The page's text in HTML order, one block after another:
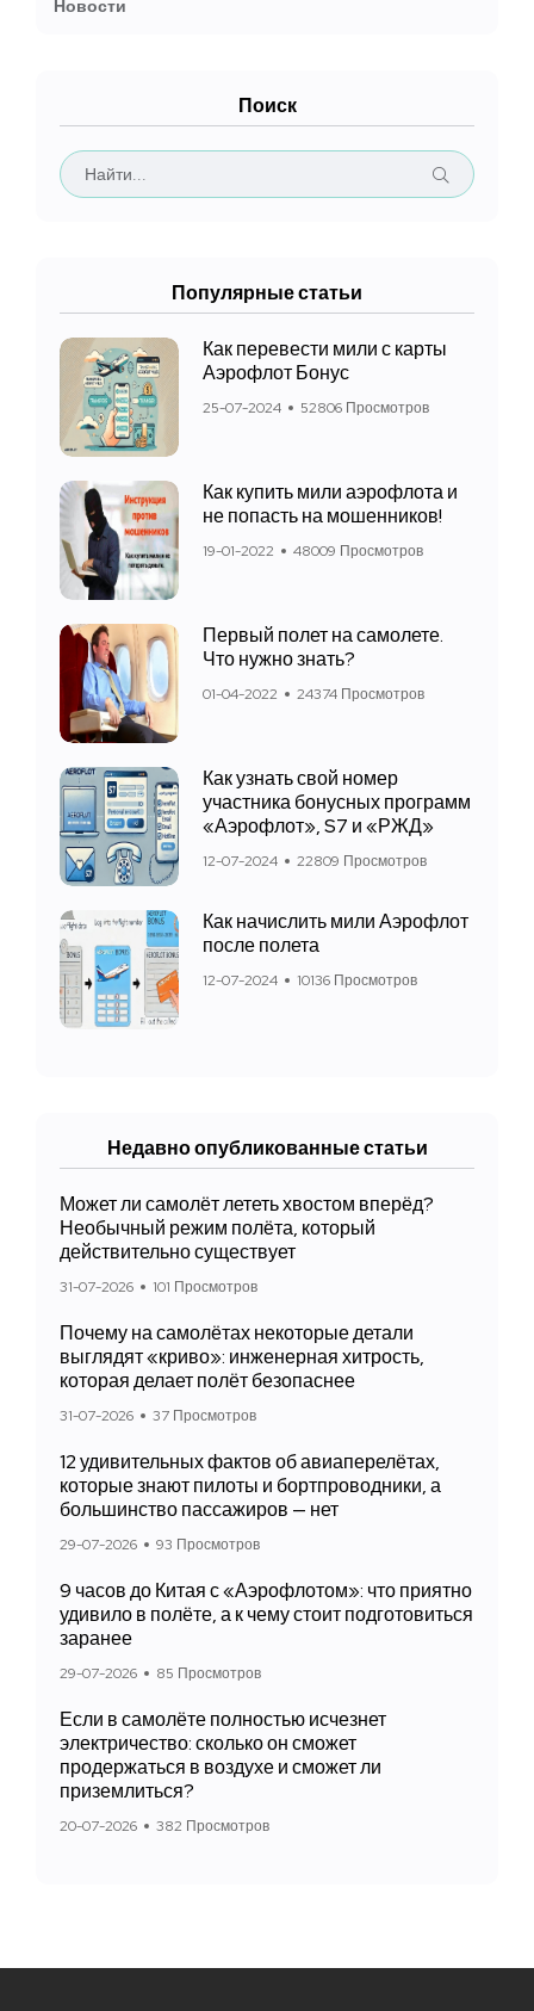
Новости
Поиск
Популярные статьи
Как перевести мили с карты
Аэрофлот Бонус
25-07-2024 52806 Просмотров
Как купить мили аэрофлота и
не попасть на мошенников!
19-01-2022 48009 Просмотров
Первый полет на самолете.
Что нужно знать?
01-04-2022 24374 Просмотров
Как узнать свой номер
участника бонусных программ
«Аэрофлот», S7 и «РЖД»
12-07-2024 22809 Просмотров
Как начислить мили Аэрофлот
после полета
12-07-2024 10136 Просмотров
Недавно опубликованные статьи
Может ли самолёт лететь хвостом вперёд?
Необычный режим полёта, который
действительно существует
31-07-2026 101 Просмотров
Почему на самолётах некоторые детали
выглядят «криво»: инженерная хитрость,
которая делает полёт безопаснее
31-07-2026 37 Просмотров
12 удивительных фактов об авиаперелётах,
которые знают пилоты и бортпроводники, а
большинство пассажиров — нет
29-07-2026 93 Просмотров
9 часов до Китая с «Аэрофлотом»: что приятно
удивило в полёте, а к чему стоит подготовиться
заранее
29-07-2026 85 Просмотров
Если в самолёте полностью исчезнет
электричество: сколько он сможет
продержаться в воздухе и сможет ли
приземлиться?
20-07-2026 382 Просмотров